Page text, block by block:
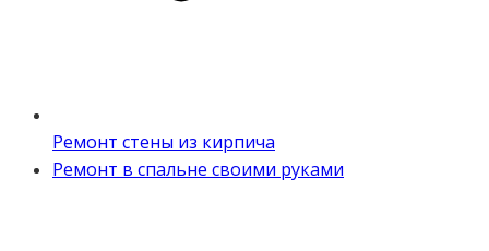
Ремонт стены из кирпича
Ремонт в спальне своими руками